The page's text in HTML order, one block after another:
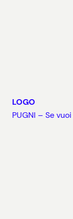
LOGO
PUGNI – Se